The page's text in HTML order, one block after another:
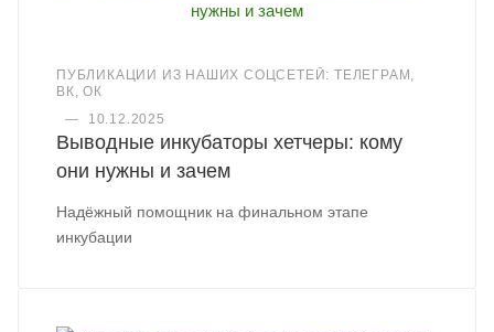
ПУБЛИКАЦИИ ИЗ НАШИХ СОЦСЕТЕЙ: ТЕЛЕГРАМ,
ВК, ОК
—
10.12.2025
Выводные инкубаторы хетчеры: кому
они нужны и зачем
Надёжный помощник на финальном этапе
инкубации